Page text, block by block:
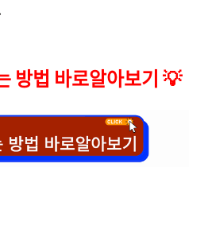
방법 바로알아보기💡